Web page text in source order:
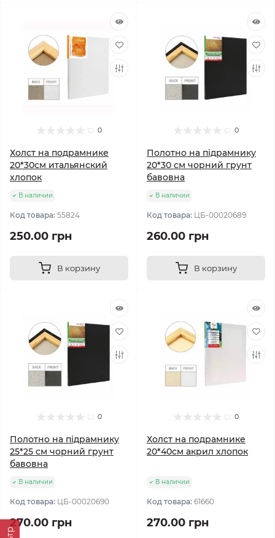
0
Холст на подрамнике
20*30см итальянский
хлопок
В наличии
Код товара: 55824
250.00 грн
В корзину
0
Полотно на підрамнику
20*30 см чорний грунт
бавовна
В наличии
Код товара: ЦБ-00020689
260.00 грн
В корзину
0
Полотно на підрамнику
25*25 см чорний грунт
бавовна
В наличии
Код товара: ЦБ-00020690
270.00 грн
0
Холст на подрамнике
20*40см акрил хлопок
В наличии
Код товара: 61660
270.00 грн